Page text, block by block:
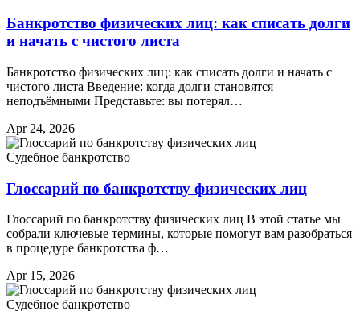
Банкротство физических лиц: как списать долги
и начать с чистого листа
Банкротство физических лиц: как списать долги и начать с
чистого листа Введение: когда долги становятся
неподъёмными Представьте: вы потерял…
Apr 24, 2026
Судебное банкротство
Глоссарий по банкротству физических лиц
Глоссарий по банкротству физических лиц В этой статье мы
собрали ключевые термины, которые помогут вам разобраться
в процедуре банкротства ф…
Apr 15, 2026
Судебное банкротство